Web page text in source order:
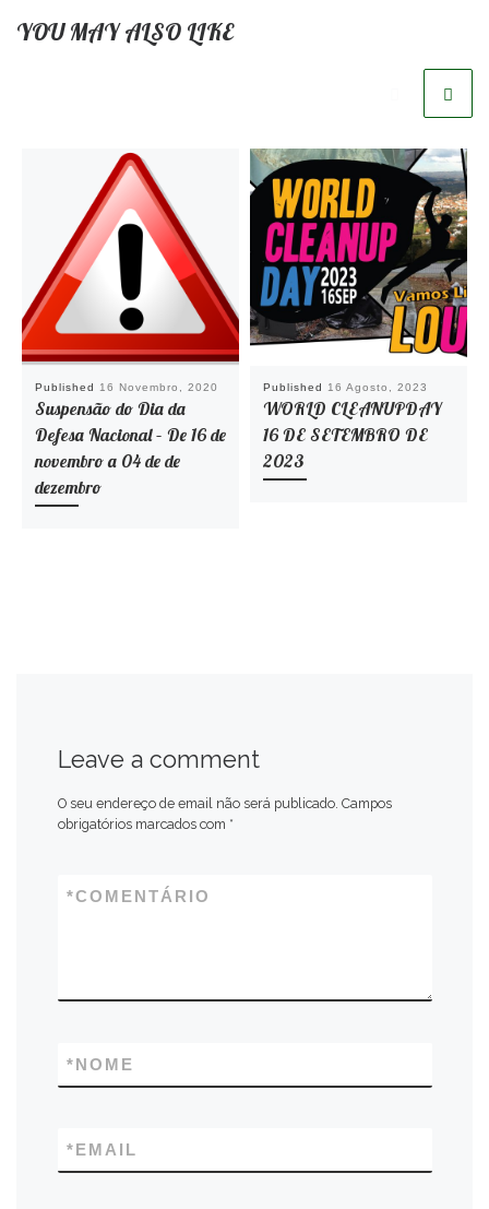
YOU MAY ALSO LIKE
Published 16 Novembro, 2020
Suspensão do Dia da
Defesa Nacional – De 16 de
novembro a 04 de de
dezembro
Published 16 Agosto, 2023
WORLD CLEANUPDAY
16 DE SETEMBRO DE
2023
Leave a comment
O seu endereço de email não será publicado. Campos
obrigatórios marcados com *
COMENTÁRIO
*
NOME
*
EMAIL
*